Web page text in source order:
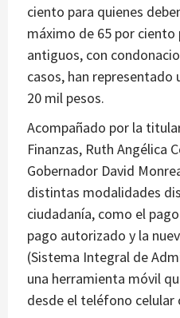
ciento para quienes
máximo de 65 por ciento
antiguos, con
casos, han representado
20 mil pesos.
Acompañado por la
Finanzas, Ruth Angélica
Gobernador David
distintas modalidades
ciudadanía, como el
pago autorizado y la
(Sistema Integral de
una herramienta móvil
desde el teléfono